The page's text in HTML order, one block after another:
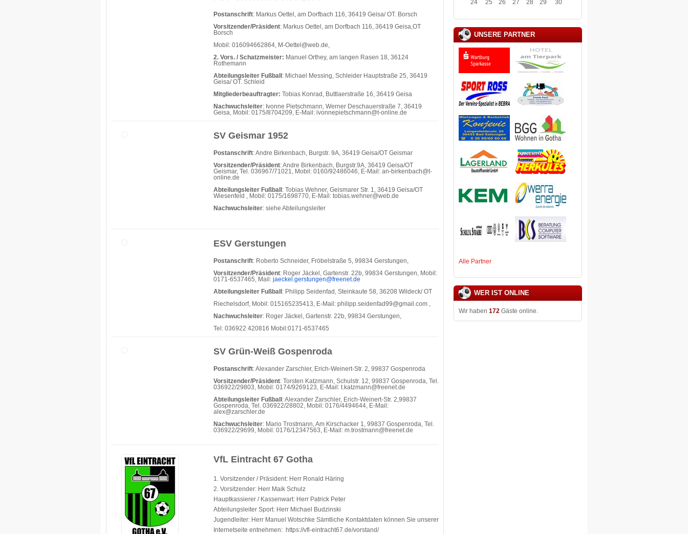
Postanschrift: Markus Oettel, am Dorfbach 116, 36419 Geisa/ OT. Borsch
Vorsitzender/Präsident: Markus Oettel, am Dorfbach 116, 36419 Geisa,OT
Borsch
Mobil: 016094662864, M-Oettel@web.de,
2. Vors. / Schatzmeister: Manuel Orthey, am langen Rasen 18, 36124
Rothemann
Abteilungsleiter Fußball : Michael Messing, Schleider Hauptstraße 25, 36419
Geisa/ OT. Schleid
Mitgliederbeauftragter: Tobias Konrad, Buttlaerstraße 16, 36419 Geisa
Nachwuchsleiter: Ivonne Pietschmann, Werner Deschauerstraße 7, 36419
Geisa, Mobil: 0175/8704209, E-Mail: ivonnepietschmann@t-online.de
SV Geismar 1952
Postanschrift: Andre Birkenbach, Burgstr. 9A, 36419 Geisa/OT Geismar
Vorsitzender/Präsident: Andre Birkenbach, Burgstr.9A, 36419 Geisa/OT
Geismar, Tel. 036967/71021, Mobil: 0160/92486046, E-Mail: an-birkenbach@t-
online.de
Abteilungsleiter Fußball : Tobias Wehner, Geismarer Str. 1, 36419 Geisa/OT
Wiesenfeld , Mobil: 0175/1698770, E-Mail: tobias.wehner@web.de
Nachwuchsleiter: siehe Abteilungsleiter
ESV Gerstungen
Postanschrift: Roberto Schneider, Fröbelstraße 5, 99834 Gerstungen,
Vorsitzender/Präsident: Roger Jäckel, Gartenstr. 22b, 99834 Gerstungen, Mobil:
0171-6537465, Mail: jaeckel.gerstungen@freenet.de
Abteilungsleiter Fußball : Philipp Seidenfad, Steinkaute 58, 36208 Wildeck/ OT
Riechelsdorf, Mobil: 015165235413, E-Mail: philipp.seidenfad99@gmail.com ,
Nachwuchsleiter: Roger Jäckel, Gartenstr. 22b, 99834 Gerstungen,
Tel: 036922 420816 Mobil:0171-6537465
SV Grün-Weiß Gospenroda
Postanschrift: Alexander Zarschler, Erich-Weinert-Str. 2, 99837 Gospenroda
Vorsitzender/Präsident: Torsten Katzmann, Schulstr. 12, 99837 Gospenroda, Tel.
036922/29803, Mobil: 0174/9269123, E-Mail: t.katzmann@freenet.de
Abteilungsleiter Fußball : Alexander Zarschler, Erich-Weinert-Str. 2,99837
Gospenroda, Tel. 036922/28802, Mobil: 0176/4494644, E-Mail:
alex@zarschler.de
Nachwuchsleiter: Mario Trostmann, Am Kirschacker 1, 99837 Gospenroda, Tel.
036922/29699, Mobil: 0176/12347563, E-Mail: m.trostmann@freenet.de
VfL Eintracht 67 Gotha
1. Vorsitzender / Präsident: Herr Ronald Häring
2. Vorsitzender: Herr Maik Schulz
Hauptkassierer / Kassenwart: Herr Patrick Peter
Abteilungsleiter Sport: Herr Michael Budzinski
Jugendleiter: Herr Manuel Wotschke Sämtliche Kontaktdaten können Sie unserer
Internetseite entnehmen: https://vfl-eintracht67.de/vorstand/
24
25 26 27 28 29 30
UNSERE PARTNER
Alle Partner
WER IST ONLINE
Wir haben 172Gäste online.